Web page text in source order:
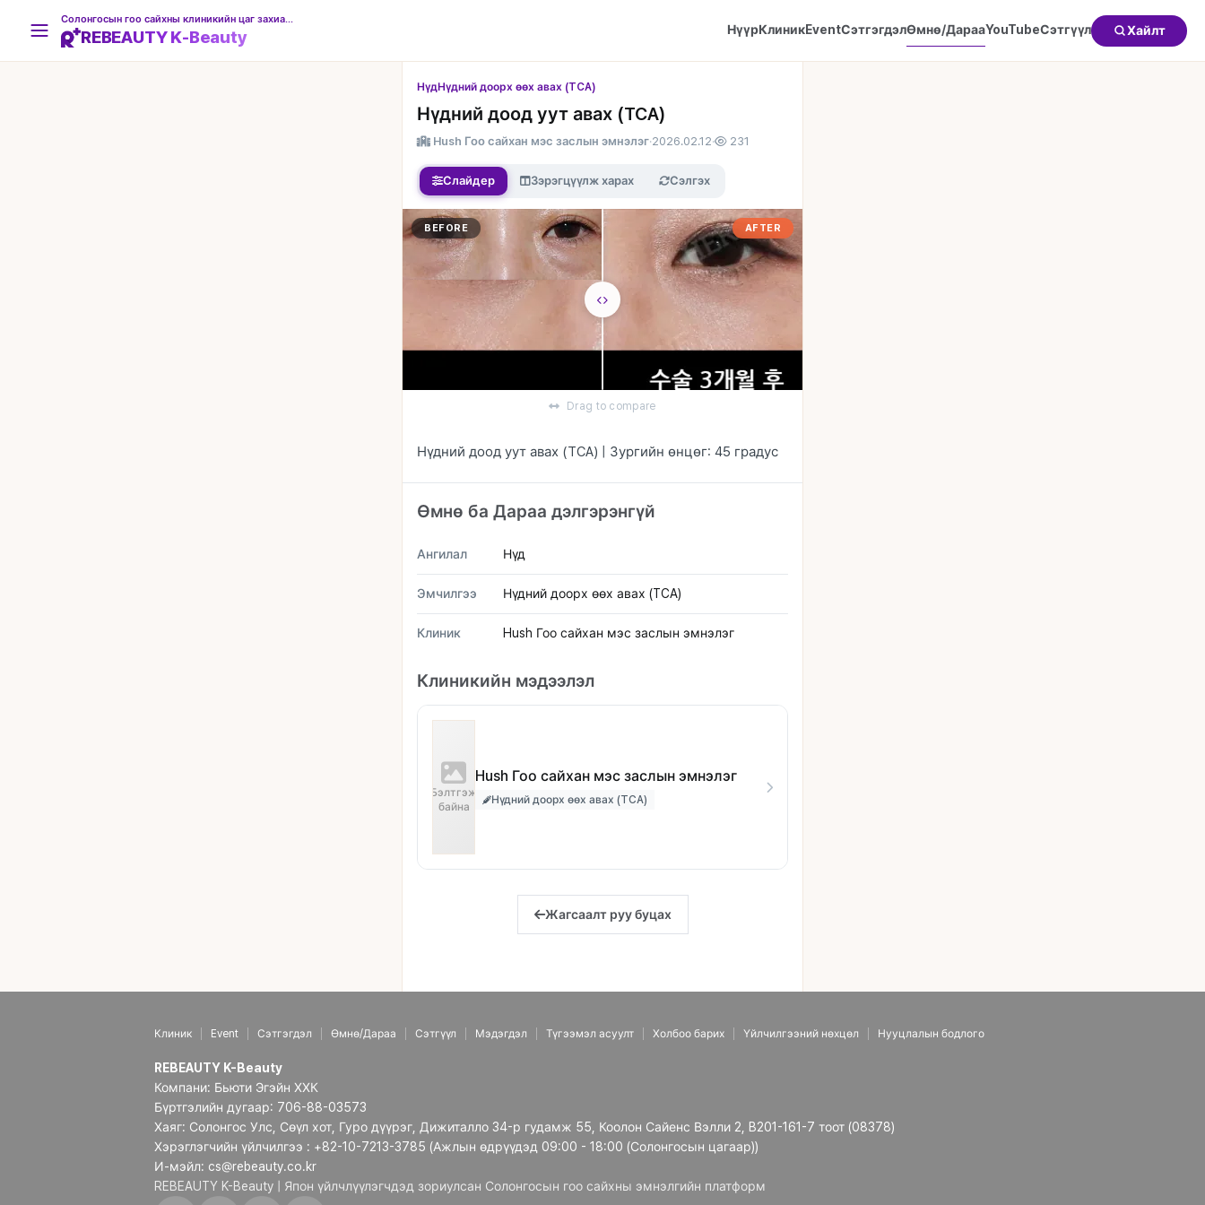
REBEAUTY K-Beauty НүүрКлиникEventСэтгэгдэлӨмнө/ДарааYouTubeСэтгүүл Хайлт
НүдНүдний доорх өөх авах (TCA)
Нүдний доод уут авах (TCA)
Hush Гоо сайхан мэс заслын эмнэлэг·2026.02.12· 231
Слайдер Зэрэгцүүлж харах Сэлгэх
AFTER
BEFORE
Drag to compare
Нүдний доод уут авах (TCA) | Зургийн өнцөг: 45 градус
Өмнө ба Дараа дэлгэрэнгүй
Ангилал Нүд
Эмчилгээ Нүдний доорх өөх авах (TCA)
Клиник Hush Гоо сайхан мэс заслын эмнэлэг
Клиникийн мэдээлэл
Бэлтгэж
байна
Hush Гоо сайхан мэс заслын эмнэлэг
Нүдний доорх өөх авах (TCA)
Жагсаалт руу буцах
Клиник Event Сэтгэгдэл Өмнө/Дараа Сэтгүүл Мэдэгдэл Түгээмэл асуулт Холбоо барих Үйлчилгээний нөхцөл Нууцлалын бодлого
REBEAUTY K-Beauty
Компани: Бьюти Эгэйн ХХК
Бүртгэлийн дугаар: 706-88-03573
Хаяг: Солонгос Улс, Сөүл хот, Гуро дүүрэг, Дижиталло 34-р гудамж 55, Коолон Сайенс Вэлли 2, B201-161-7 тоот (08378)
Хэрэглэгчийн үйлчилгээ : +82-10-7213-3785 (Ажлын өдрүүдэд 09:00 - 18:00 (Солонгосын цагаар))
И-мэйл: cs@rebeauty.co.kr
REBEAUTY K-Beauty | Япон үйлчлүүлэгчдэд зориулсан Солонгосын гоо сайхны эмнэлгийн платформ